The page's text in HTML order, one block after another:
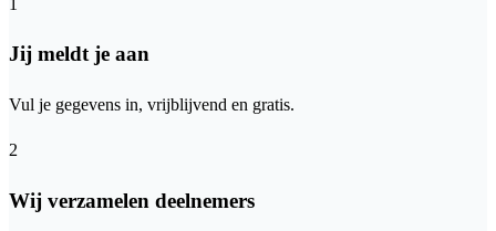
Jij meldt je aan
Vul je gegevens in, vrijblijvend en gratis.
2
Wij verzamelen deelnemers